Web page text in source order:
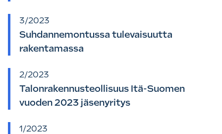
3/2023
Suhdannemontussa tulevaisuutta
rakentamassa
2/2023
Talonrakennusteollisuus Itä-Suomen
vuoden 2023 jäsenyritys
1/2023